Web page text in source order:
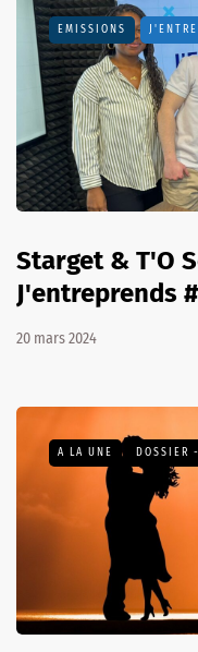
EMISSIONS
Starget & T'O
J'entreprends
20 mars 2024
A LA UNE DOSSIER